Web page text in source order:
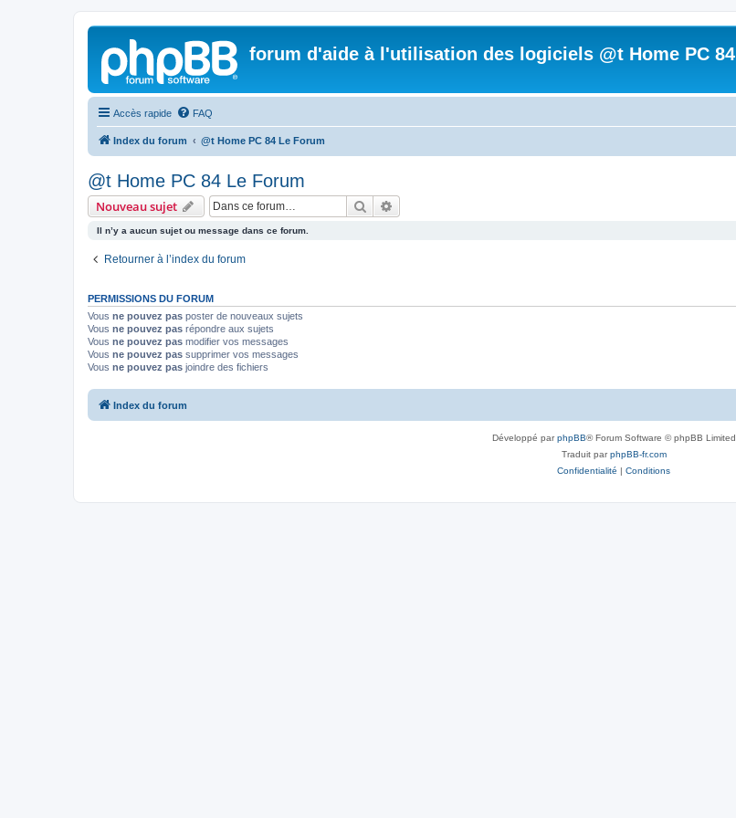
forum d'aide à l'utilisation des logiciels @t Home PC 84
Accès rapide FAQ
Index du forum @t Home PC 84 Le Forum
@t Home PC 84 Le Forum
Nouveau sujet Rechercher
Il n’y a aucun sujet ou message dans ce forum.
Retourner à l’index du forum
PERMISSIONS DU FORUM
Vous ne pouvez pas poster de nouveaux sujets
Vous ne pouvez pas répondre aux sujets
Vous ne pouvez pas modifier vos messages
Vous ne pouvez pas supprimer vos messages
Vous ne pouvez pas joindre des fichiers
Index du forum
Développé parphpBB® Forum Software © phpBB Limited
Traduit parphpBB-fr.com
Confidentialité | Conditions